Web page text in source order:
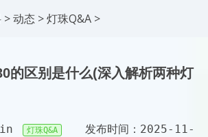
>动态 >灯珠Q&A >
的区别是什么(深入解析两种灯
灯珠Q&A
发布时间：2025-11-